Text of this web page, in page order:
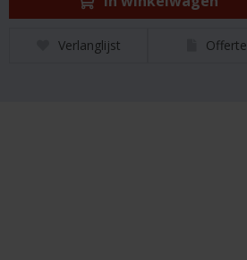
Verlanglijst Offerte